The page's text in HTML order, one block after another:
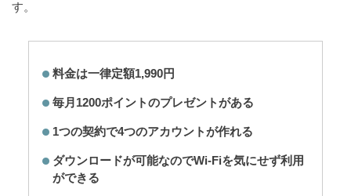
す。
料金は一律定額1,990円
毎月1200ポイントのプレゼントがある
1つの契約で4つのアカウントが作れる
ダウンロードが可能なのでWi-Fiを気にせず利用
ができる